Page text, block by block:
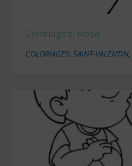
Coloriages: Rosa
COLORIAGES: SAINT-VALENTIN,